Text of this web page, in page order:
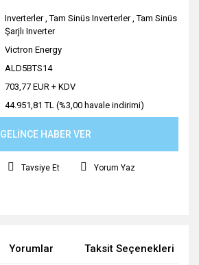
Inverterler ,Tam Sinüs Inverterler ,Tam Sinüs
Şarjlı Inverter
Victron Energy
ALD5BTS14
703,77 EUR + KDV
44.951,81 TL (%3,00 havale indirimi)
GELİNCE HABER VER
Tavsiye Et Yorum Yaz
Yorumlar Taksit Seçenekleri